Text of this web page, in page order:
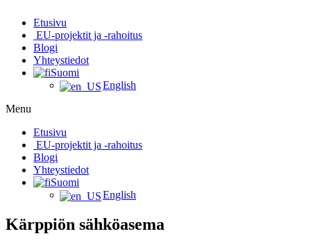
Etusivu
EU-projektit ja -rahoitus
Blogi
Yhteystiedot
Suomi
English
Menu
Etusivu
EU-projektit ja -rahoitus
Blogi
Yhteystiedot
Suomi
English
Kärppiön sähköasema